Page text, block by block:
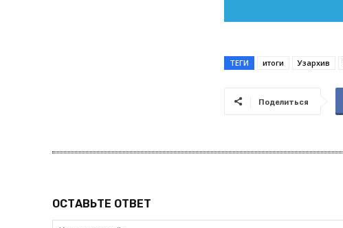
ТЕГИ итоги Узархив
Поделиться
ОСТАВЬТЕ ОТВЕТ